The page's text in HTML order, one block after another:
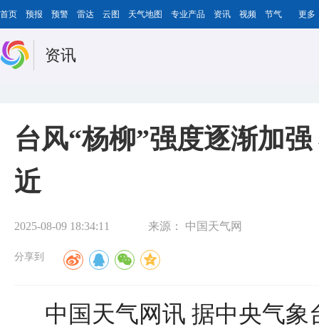
首页 预报 预警 雷达 云图 天气地图 专业产品 资讯 视频 节气 更多
资讯
台风“杨柳”强度逐渐加
近
2025-08-09 18:34:11 来源： 中国天气网
分享到
中国天气网讯 据中央气